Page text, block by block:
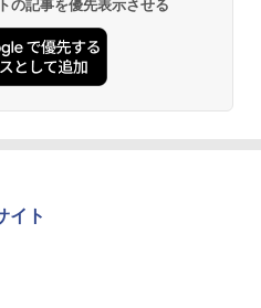
モデル楽器電磁気教材を教える
ボード/ゴルトンボード物理学、
アリングキット小さなカート -
ティブトイビルド、シンプルな
クキット|子供向けの可動部品、
の記事を優先表示させる
イト